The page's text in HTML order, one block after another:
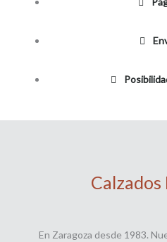
En Zaragoza desde 1983.